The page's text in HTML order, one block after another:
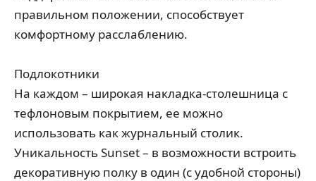
правильном положении, способствует
комфортному расслаблению.
Подлокотники
На каждом – широкая накладка-столешница с
тефлоновым покрытием, ее можно
использовать как журнальный столик.
Уникальность Sunset – в возможности встроить
декоративную полку в один (с удобной стороны)